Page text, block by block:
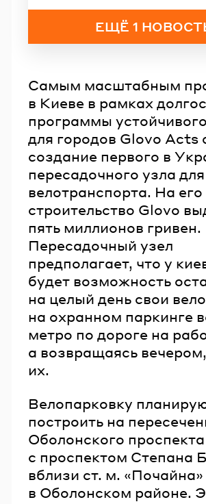
ЕЩЁ 1
Самым масштабным
в Киеве в рамках
программы
для городов Glovo Acts
создание первого в
пересадочного узла для
велотранспорта. На его
строительство Glovo
пять миллионов гривен.
Пересадочный узел
предполагает, что у
будет возможность
на целый день свои
на охранном паркинге
метро по дороге на
а возвращаясь
их.
Велопарковку
построить на
Оболонского проспекта
с проспектом Степана
вблизи ст. м. «Почайна»
в Оболонском районе.